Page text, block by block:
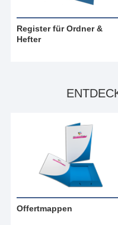
Register für Ordner &
Hefter
Offertmappen